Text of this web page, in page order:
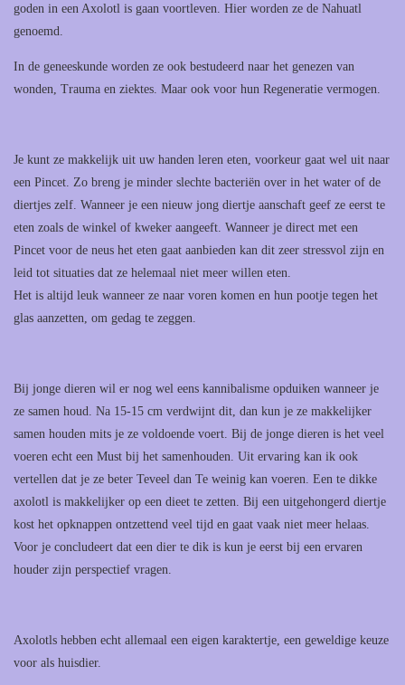
goden in een Axolotl is gaan voortleven. Hier worden ze de Nahuatl
genoemd.
In de geneeskunde worden ze ook bestudeerd naar het genezen van
wonden, Trauma en ziektes. Maar ook voor hun Regeneratie vermogen.
Je kunt ze makkelijk uit uw handen leren eten, voorkeur gaat wel uit naar
een Pincet. Zo breng je minder slechte bacteriën over in het water of de
diertjes zelf. Wanneer je een nieuw jong diertje aanschaft geef ze eerst te
eten zoals de winkel of kweker aangeeft. Wanneer je direct met een
Pincet voor de neus het eten gaat aanbieden kan dit zeer stressvol zijn en
leid tot situaties dat ze helemaal niet meer willen eten.
Het is altijd leuk wanneer ze naar voren komen en hun pootje tegen het
glas aanzetten, om gedag te zeggen.
Bij jonge dieren wil er nog wel eens kannibalisme opduiken wanneer je
ze samen houd. Na 15-15 cm verdwijnt dit, dan kun je ze makkelijker
samen houden mits je ze voldoende voert. Bij de jonge dieren is het veel
voeren echt een Must bij het samenhouden. Uit ervaring kan ik ook
vertellen dat je ze beter Teveel dan Te weinig kan voeren. Een te dikke
axolotl is makkelijker op een dieet te zetten. Bij een uitgehongerd diertje
kost het opknappen ontzettend veel tijd en gaat vaak niet meer helaas.
Voor je concludeert dat een dier te dik is kun je eerst bij een ervaren
houder zijn perspectief vragen.
Axolotls hebben echt allemaal een eigen karaktertje, een geweldige keuze
voor als huisdier.